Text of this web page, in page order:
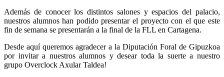
Además de conocer los distintos salones y espacios del palacio,
nuestros alumnos han podido presentar el proyecto con el que este
fin de semana se presentarán a la final de la FLL en Cartagena.
Desde aquí queremos agradecer a la Diputación Foral de Gipuzkoa
por invitar a nuestros alumnos y desear toda la suerte a nuestro
grupo Overclock Axular Taldea!